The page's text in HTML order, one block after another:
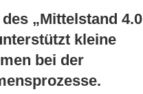
„Mittelstand 4.0
kleine
bei der